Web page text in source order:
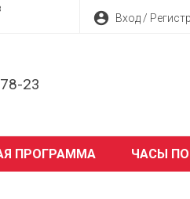
account_circle Вход /
23
ПРОГРАММА ЧАСЫ